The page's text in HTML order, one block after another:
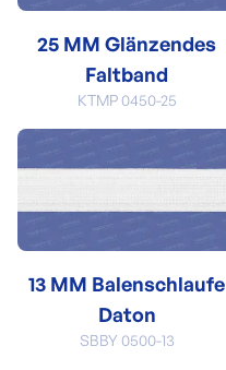
25 MM Glänzendes
Faltband
KTMP 0450-25
13 MM Balenschlaufe
Daton
SBBY 0500-13